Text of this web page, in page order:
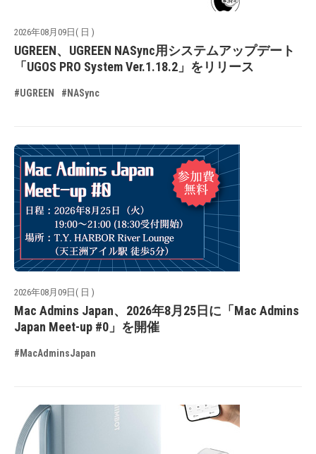
2026年08月09日( 日 )
UGREEN、UGREEN NASync用システムアップデート
「UGOS PRO System Ver.1.18.2」をリリース
#UGREEN #NASync
2026年08月09日( 日 )
Mac Admins Japan、2026年8月25日に「Mac Admins
Japan Meet-up #0」を開催
#MacAdminsJapan